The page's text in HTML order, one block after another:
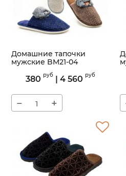
Домашние тапочки
мужские BM21-04
BM21-04
380 руб| 4 560 руб
− +